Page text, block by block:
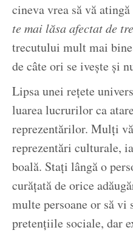
cineva vrea să vă
te mai lăsa afectat de
trecutului mult mai
de câte ori se ivește și
Lipsa unei rețete
luarea lucrurilor ca
reprezentărilor. Mulți
reprezentări culturale,
boală. Stați lângă o
curățată de orice
multe persoane or să
pretențiile sociale, dar